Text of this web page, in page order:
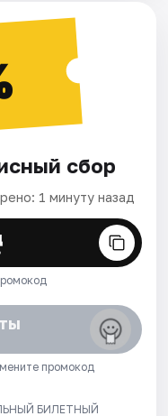
сбор
1 минуту назад
промокод
БИЛЕТНЫЙ